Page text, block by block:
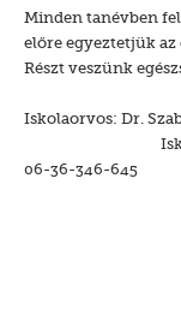
Minden tanévben
előre egyeztetjük
Részt veszünk
Iskolaorvos:
06-36-346-645